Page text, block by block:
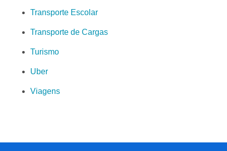
Transporte Escolar
Transporte de Cargas
Turismo
Uber
Viagens